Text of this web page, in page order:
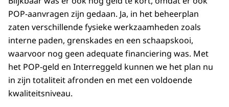
POP-aanvragen zijn gedaan. Ja, in het beheerplan
zaten verschillende fysieke werkzaamheden zoals
interne paden, grenskades en een schaapskooi,
waarvoor nog geen adequate financiering was. Met
het POP-geld en Interreggeld kunnen we het plan nu
in zijn totaliteit afronden en met een voldoende
kwaliteitsniveau.